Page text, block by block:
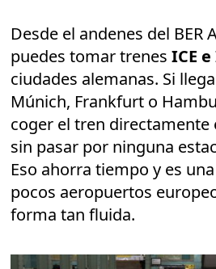
Desde el andenes del BER
puedes tomar trenesICE e
ciudades alemanas. Si
Múnich, Frankfurt o
coger el tren directamente
sin pasar por ninguna
Eso ahorra tiempo y es
pocos aeropuertos
forma tan fluida.